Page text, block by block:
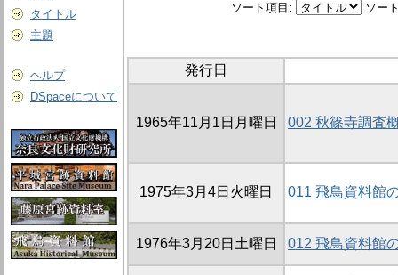
タイトル
主題
ヘルプ
DSpaceについて
ソート項目: ソー
発行日
1965年11月1日月曜日 002 秋篠寺調査
1975年3月4日火曜日 011 飛鳥資料館
1976年3月20日土曜日 012 飛鳥資料館